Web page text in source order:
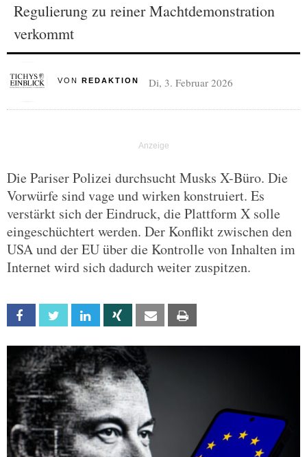
Regulierung zu reiner Machtdemonstration
verkommt
VON REDAKTION Di, 3. Februar 2026
Die Pariser Polizei durchsucht Musks X-Büro. Die
Vorwürfe sind vage und wirken konstruiert. Es
verstärkt sich der Eindruck, die Plattform X solle
eingeschüchtert werden. Der Konflikt zwischen den
USA und der EU über die Kontrolle von Inhalten im
Internet wird sich dadurch weiter zuspitzen.
Facebook Twitter Linkedin Xing Email